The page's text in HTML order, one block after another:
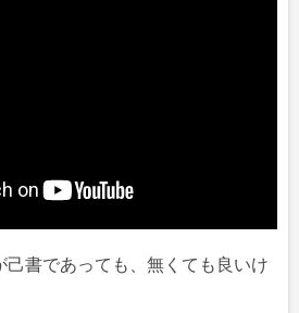
己書であっても、無くても良いけ